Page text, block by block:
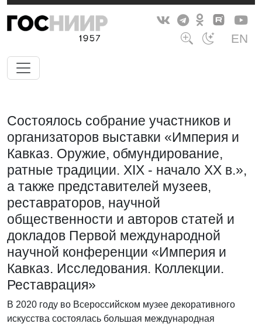
EN
Состоялось собрание участников и
организаторов выставки «Империя и
Кавказ. Оружие, обмундирование,
ратные традиции. XIX - начало XX в.»,
а также представителей музеев,
реставраторов, научной
общественности и авторов статей и
докладов Первой международной
научной конференции «Империя и
Кавказ. Исследования. Коллекции.
Реставрация»
В 2020 году во Всероссийском музее декоративного
искусства состоялась большая международная